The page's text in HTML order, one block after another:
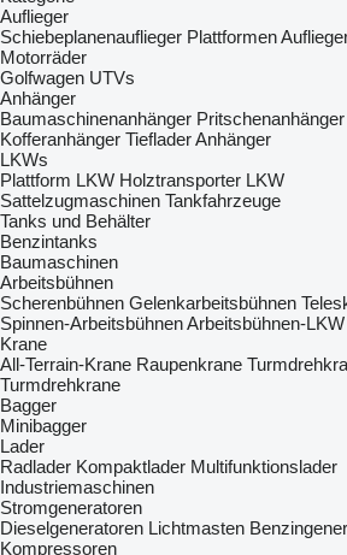
Auflieger
Schiebeplanenauflieger Plattformen
Motorräder
Golfwagen UTVs
Anhänger
Baumaschinenanhänger Pritschenanhänger
Kofferanhänger Tieflader Anhänger
LKWs
Plattform LKW Holztransporter LKW
Sattelzugmaschinen Tankfahrzeuge
Tanks und Behälter
Benzintanks
Baumaschinen
Arbeitsbühnen
Scherenbühnen Gelenkarbeitsbühnen
Spinnen-ArbeitsbühnenArbeitsbühnen-LKW
Krane
All-Terrain-Krane Raupenkrane
Turmdrehkrane
Bagger
Minibagger
Lader
Radlader Kompaktlader Multifunktionslader
Industriemaschinen
Stromgeneratoren
Dieselgeneratoren Lichtmasten
Kompressoren